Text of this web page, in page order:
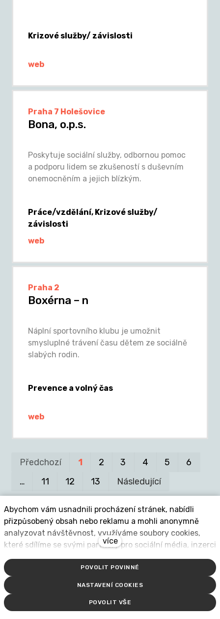
Krizové služby/ závislosti
web
Praha 7 Holešovice
Bona, o.p.s.
Poskytuje sociální služby, odbornou pomoc
a podporu lidem se zkušeností s duševním
onemocněním a jejich blízkým.
Práce/vzdělání, Krizové služby/
závislosti
web
Praha 2
Boxérna – n
Náplní sportovního klubu je umožnit
smysluplné trávení času dětem ze sociálně
slabých rodin.
Prevence a volný čas
web
Předchozí 1 2 3 4 5
6
…
11 12 13 Následující
Aktuality
Abychom vám usnadnili procházení stránek, nabídli
přizpůsobený obsah nebo reklamu a mohli anonymně
analyzovat návštěvnost, využíváme soubory cookies,
které sdílíme se svými partnery pro sociální média, inzerci
a analýzu. Jejich nastavení upravíte odkazem "Nastavení
cookies" a kdykoliv jej můžete změnit v patičce webu.
Podrobnější informace najdete v našich Zásadách
ochrany osobních údajů a používání souborů cookies.
Souhlasíte s používáním cookies?
více
POVOLIT POVINNÉ
NASTAVENÍ COOKIES
POVOLIT VŠE